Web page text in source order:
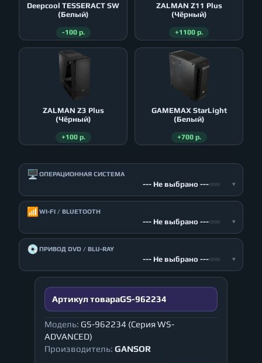
Deepcool TESSERACT SW
(Белый)
-100 р.
ZALMAN Z11 Plus
(Чёрный)
+1100 р.
ZALMAN Z3 Plus
(Чёрный)
+100 р.
GAMEMAX StarLight
(Белый)
+700 р.
🖥️ ОПЕРАЦИОННАЯ СИСТЕМА
--- Не выбрано --- ▾
📶 WI-FI / BLUETOOTH
--- Не выбрано --- ▾
💿ПРИВОД DVD / BLU-RAY
--- Не выбрано --- ▾
Артикул товараGS-962234
Модель: GS-962234 (Серия WS-
ADVANCED)
Производитель: GANSOR